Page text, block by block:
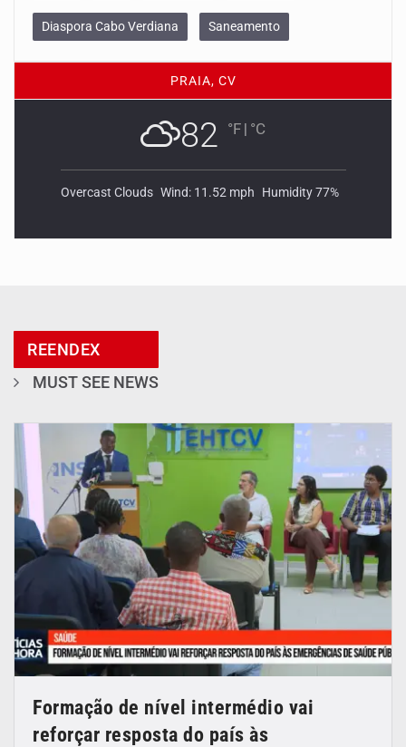
Diaspora Cabo Verdiana Saneamento
PRAIA, CV
82 °F | °C
Overcast Clouds Wind: 11.52 mph Humidity 77%
REENDEX
MUST SEE NEWS
Formação de nível intermédio vai
reforçar resposta do país às